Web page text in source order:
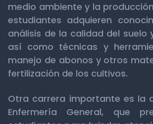
medio ambiente y la
estudiantes adquieren
análisis de la calidad del suelo
así como técnicas y
manejo de abonos y otros
fertilización de los cultivos.
Otra carrera importante es la
Enfermería General, que